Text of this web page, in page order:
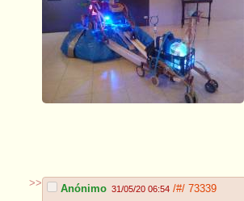
>> Anónimo 31/05/20 06:54 /#/ 73339